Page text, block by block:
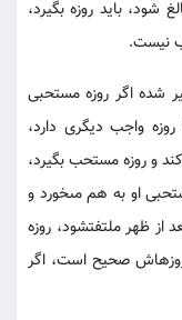
شود، بايد روزه بگيرد،
نيست.
شده اگر روزه مستحبى
واجب ديگرى دارد،
و روزه مستحب بگيرد،
او به هم مى‏خورد و
از ظهر ملتفت‏شود، روزه
روزه‏اش صحيح است، اگر